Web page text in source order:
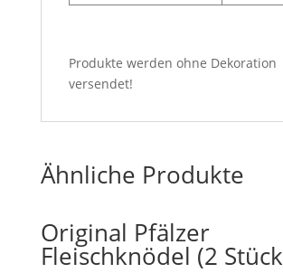
Produkte werden ohne Dekoration
versendet!
Ähnliche Produkte
Original Pfälzer
Fleischknödel (2